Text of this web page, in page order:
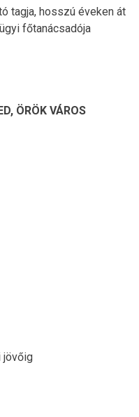
tagja, hosszú éveken át
főtanácsadója
ÖRÖK VÁROS
jövőig